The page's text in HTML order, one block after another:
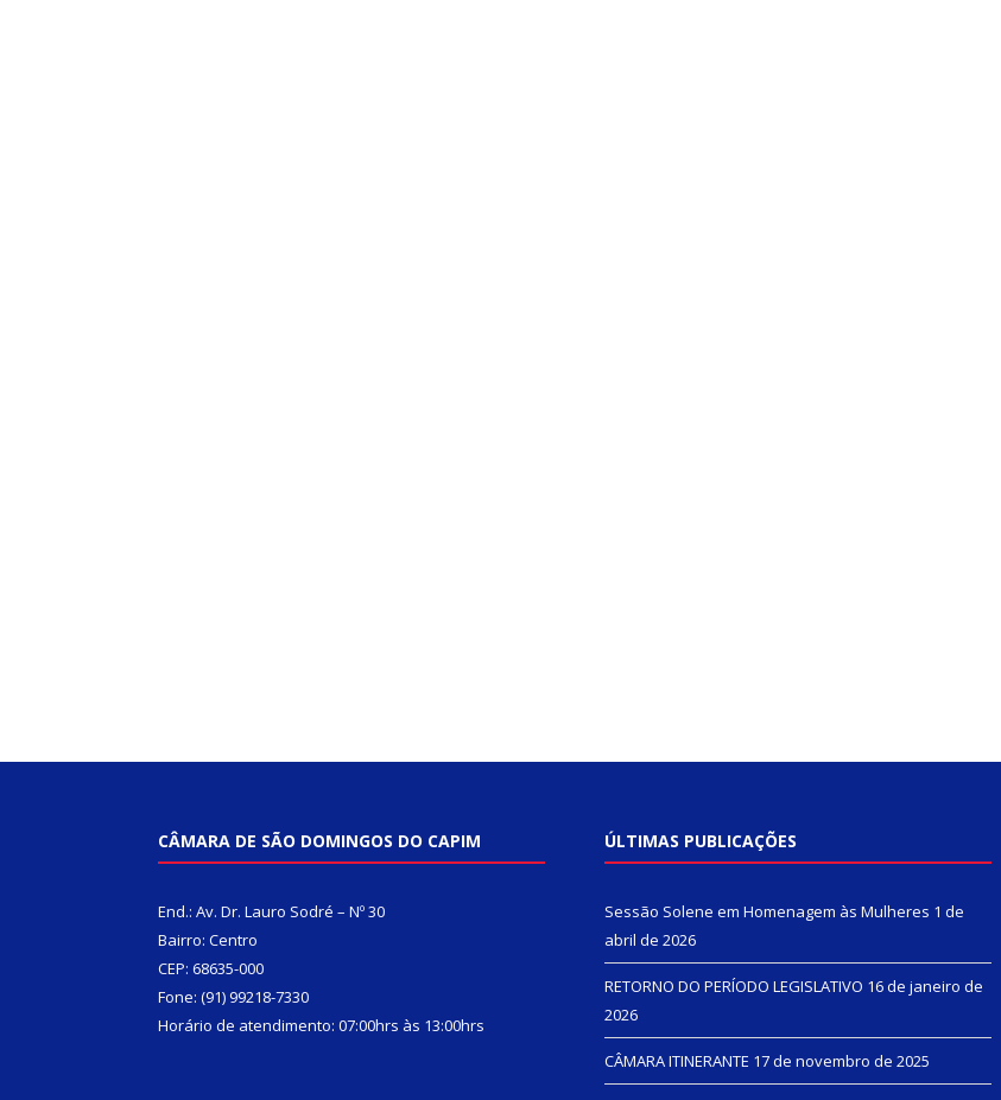
CÂMARA DE SÃO DOMINGOS DO CAPIM
End.: Av. Dr. Lauro Sodré – Nº 30
Bairro: Centro
CEP: 68635-000
Fone: (91) 99218-7330
Horário de atendimento: 07:00hrs às 13:00hrs
ÚLTIMAS PUBLICAÇÕES
Sessão Solene em Homenagem às Mulheres 1 de
abril de 2026
RETORNO DO PERÍODO LEGISLATIVO 16 de janeiro de
2026
CÂMARA ITINERANTE 17 de novembro de 2025